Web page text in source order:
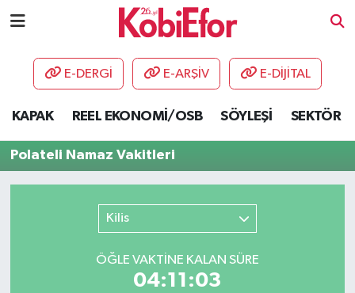
E-DERGİ E-ARŞİV E-DİJİTAL
KAPAK REEL EKONOMİ/OSB SÖYLEŞİ SEKTÖR
Polateli Namaz Vakitleri
Kilis
ÖĞLE VAKTİNE KALAN SÜRE
04:11:03
AKADEMİ
DESTEK-TEŞVİK
HABERLER